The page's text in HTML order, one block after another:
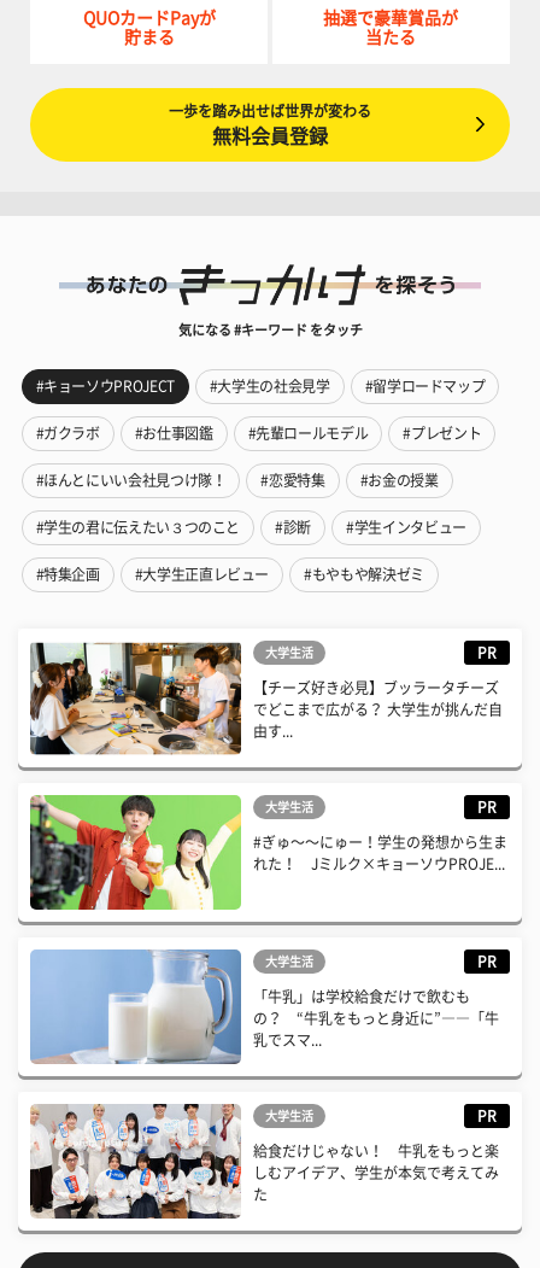
QUOカードPayが
貯まる
抽選で豪華賞品が
当たる
一歩を踏み出せば世界が変わる
無料会員登録
気になる #キーワード をタッチ
#キョーソウPROJECT #大学生の社会見学 #留学ロードマップ
#ガクラボ #お仕事図鑑 #先輩ロールモデル #プレゼント
#ほんとにいい会社見つけ隊！ #恋愛特集 #お金の授業
#学生の君に伝えたい３つのこと #診断 #学生インタビュー
#特集企画 #大学生正直レビュー #もやもや解決ゼミ
大学生活 PR
【チーズ好き必見】ブッラータチーズ
でどこまで広がる？ 大学生が挑んだ自
由す...
大学生活 PR
#ぎゅ〜〜にゅー！学生の発想から生ま
れた！ Jミルク×キョーソウPROJE...
大学生活 PR
「牛乳」は学校給食だけで飲むも
の？ “牛乳をもっと身近に”――「牛
乳でスマ...
大学生活 PR
給食だけじゃない！ 牛乳をもっと楽
しむアイデア、学生が本気で考えてみ
た